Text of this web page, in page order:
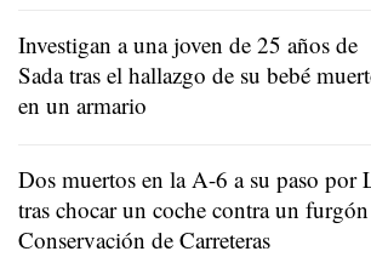
Investigan a una joven de 25 años de
Sada tras el hallazgo de su bebé
en un armario
Dos muertos en la A-6 a su paso por
tras chocar un coche contra un
Conservación de Carreteras